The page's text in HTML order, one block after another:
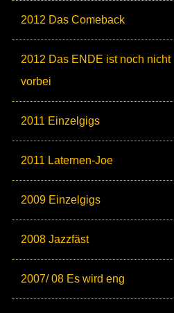
2012 Das Comeback
2012 Das ENDE ist noch nicht
vorbei
2011 Einzelgigs
2011 Laternen-Joe
2009 Einzelgigs
2008 Jazzfäst
2007/ 08 Es wird eng